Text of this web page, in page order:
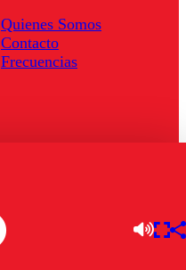
Quienes Somos
Contacto
Frecuencias